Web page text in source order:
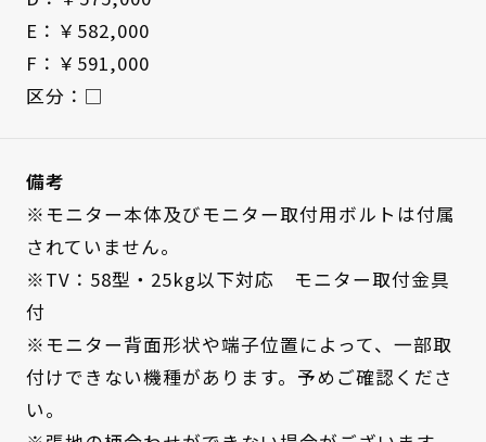
E：￥582,000
F：￥591,000
区分：□
備考
※モニター本体及びモニター取付用ボルトは付属
されていません。
※TV：58型・25kg以下対応 モニター取付金具
付
※モニター背面形状や端子位置によって、一部取
付けできない機種があります。予めご確認くださ
い。